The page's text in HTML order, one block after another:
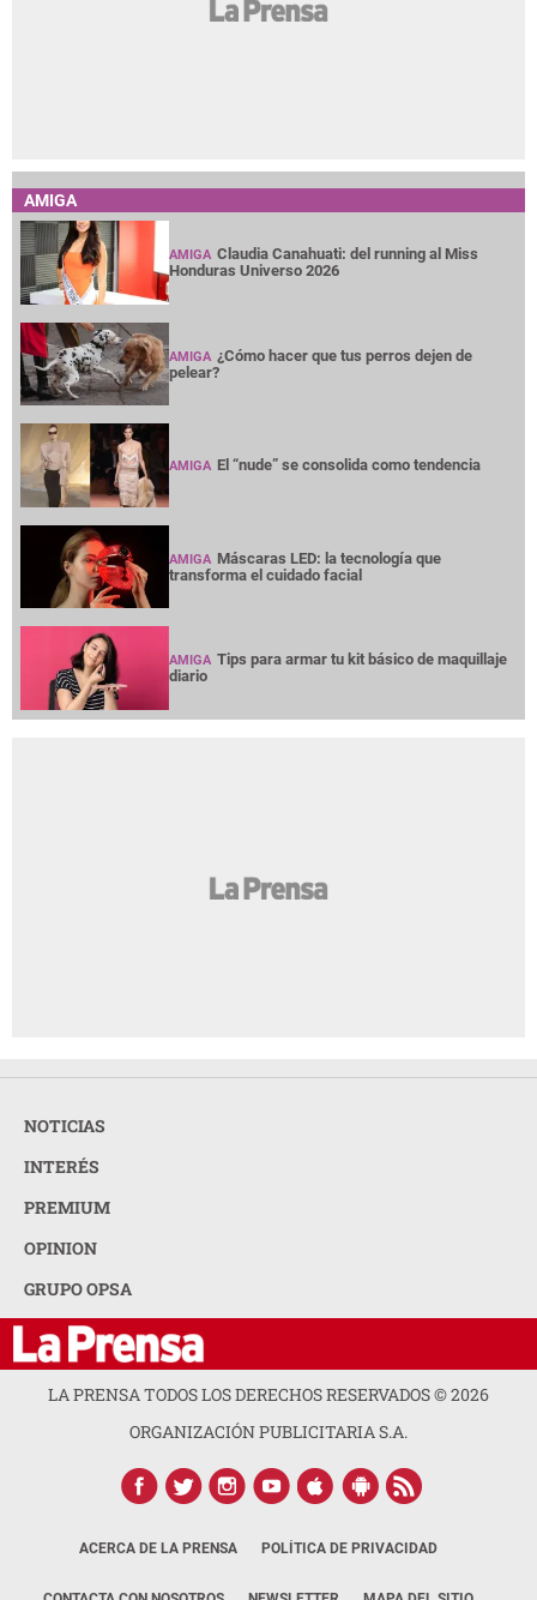
AMIGA
AMIGA Claudia Canahuati: del running al Miss
Honduras Universo 2026
AMIGA ¿Cómo hacer que tus perros dejen de
pelear?
AMIGA El “nude” se consolida como tendencia
AMIGA Máscaras LED: la tecnología que
transforma el cuidado facial
AMIGA Tips para armar tu kit básico de maquillaje
diario
NOTICIAS
INTERÉS
PREMIUM
OPINION
GRUPO OPSA
LA PRENSA TODOS LOS DERECHOS RESERVADOS ©2026
ORGANIZACIÓN PUBLICITARIA S.A.
ACERCA DE LA PRENSA POLÍTICA DE PRIVACIDAD